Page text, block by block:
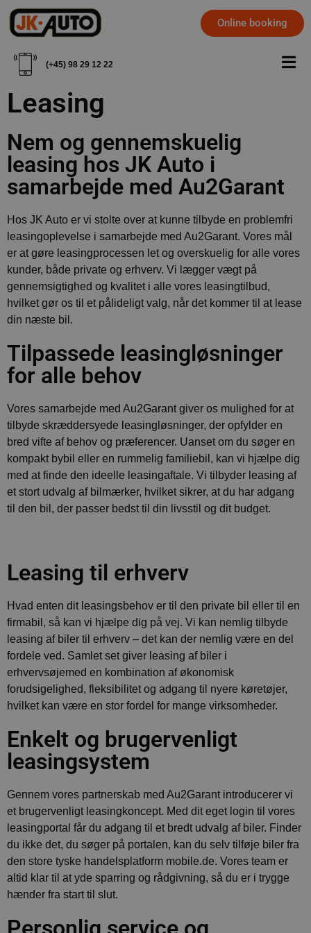
(+45) 98 29 12 22
Online booking
Leasing
Nem og gennemskuelig
leasing hos JK Auto i
samarbejde med Au2Garant
Hos JK Auto er vi stolte over at kunne tilbyde en problemfri
leasingoplevelse i samarbejde med Au2Garant. Vores mål
er at gøre leasingprocessen let og overskuelig for alle vores
kunder, både private og erhverv. Vi lægger vægt på
gennemsigtighed og kvalitet i alle vores leasingtilbud,
hvilket gør os til et pålideligt valg, når det kommer til at lease
din næste bil.
Tilpassede leasingløsninger
for alle behov
Vores samarbejde med Au2Garant giver os mulighed for at
tilbyde skræddersyede leasingløsninger, der opfylder en
bred vifte af behov og præferencer. Uanset om du søger en
kompakt bybil eller en rummelig familiebil, kan vi hjælpe dig
med at finde den ideelle leasingaftale. Vi tilbyder leasing af
et stort udvalg af bilmærker, hvilket sikrer, at du har adgang
til den bil, der passer bedst til din livsstil og dit budget.
Leasing til erhverv
Hvad enten dit leasingsbehov er til den private bil eller til en
firmabil, så kan vi hjælpe dig på vej. Vi kan nemlig tilbyde
leasing af biler til erhverv – det kan der nemlig være en del
fordele ved. Samlet set giver leasing af biler i
erhvervsøjemed en kombination af økonomisk
forudsigelighed, fleksibilitet og adgang til nyere køretøjer,
hvilket kan være en stor fordel for mange virksomheder.
Enkelt og brugervenligt
leasingsystem
Gennem vores partnerskab med Au2Garant introducerer vi
et brugervenligt leasingkoncept. Med dit eget login til vores
leasingportal får du adgang til et bredt udvalg af biler. Finder
du ikke det, du søger på portalen, kan du selv tilføje biler fra
den store tyske handelsplatform mobile.de. Vores team er
altid klar til at yde sparring og rådgivning, så du er i trygge
hænder fra start til slut.